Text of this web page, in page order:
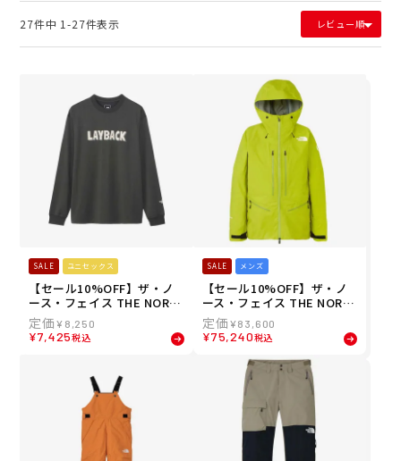
レビュー順
27件中 1-27件表示
SALE ユニセックス
【セール10%OFF】ザ・ノ
ース・フェイス THE NORT
H FACE スノボー スノボ ス
ノーボード ウェア 長袖 Tシ
ャツ ロンT レイバック ライ
ee NT82410-AG メンズ レ
ディース ユニセックス 25-2
¥ 8,250
¥7,425税込
SALE メンズ
【セール10%OFF】ザ・ノ
ース・フェイス THE NORT
H FACE スノボー スノボ ス
ノーボード ウェア ジャケッ
ト RTG ゴアテックス ジャケ
ット TNF RTG GORE-TEX J
acket NS62301-MA メンズ
男性 24-25
¥83,600
¥75,240税込